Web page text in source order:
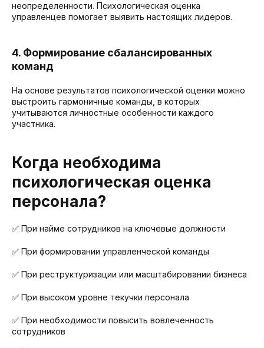
неопределенности. Психологическая оценка
управленцев помогает выявить настоящих лидеров.
4. Формирование сбалансированных
команд
На основе результатов психологической оценки можно
выстроить гармоничные команды, в которых
учитываются личностные особенности каждого
участника.
Когда необходима
психологическая оценка
персонала?
✅ При найме сотрудников на ключевые должности
✅ При формировании управленческой команды
✅ При реструктуризации или масштабировании бизнеса
✅ При высоком уровне текучки персонала
✅ При необходимости повысить вовлеченность
сотрудников